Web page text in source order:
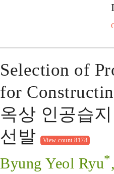
Selection of
for
옥상 인공습
선발
View count 8178
Byung Yeol Ryu*